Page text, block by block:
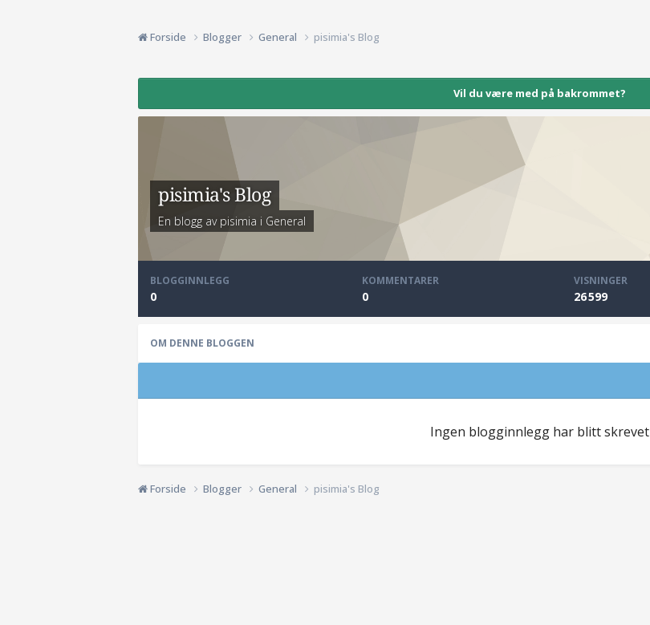
Forside Blogger General pisimia's Blog
Vil du være med på bakrommet?
pisimia's Blog
En blogg av pisimia i General
BLOGGINNLEGG
0
KOMMENTARER
0
VISNINGER
26 599
OM DENNE BLOGGEN
Ingen blogginnlegg har blitt skrevet
Forside Blogger General pisimia's Blog